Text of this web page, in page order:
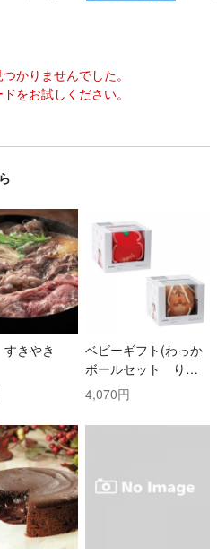
かりませんでした。
をお試しください。
きやき
ベビーギフト(わっか
ボールセット りん
ご・しまりす)
4,070円